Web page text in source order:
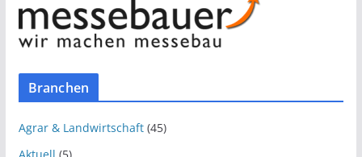
Branchen
Agrar & Landwirtschaft(45)